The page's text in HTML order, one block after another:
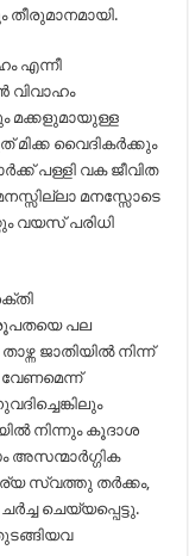
എന്നീ
വിവാഹം
മക്കളുമായുള്ള
മിക്ക വൈദികർക്കും
പള്ളി വക ജീവിത
മനസ്സോടെ
വയസ് പരിധി
രൂപതയെ പല
ജാതിയിൽ നിന്ന്
വേണമെന്ന്
നിന്നും കൂദാശ
അസന്മാർഗ്ഗിക
സ്വത്തു തർക്കം,
ചെയ്യപ്പെട്ടു.